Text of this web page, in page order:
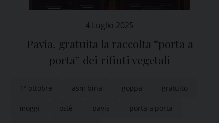
4 Luglio 2025
Pavia, gratuita la raccolta “porta a
porta” dei rifiuti vegetali
1° ottobre asm bina goppa gratuito
moggi ostè pavia porta a porta